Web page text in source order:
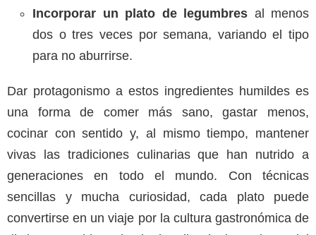
Incorporar un plato de legumbres al menos
dos o tres veces por semana, variando el tipo
para no aburrirse.
Dar protagonismo a estos ingredientes humildes es
una forma de comer más sano, gastar menos,
cocinar con sentido y, al mismo tiempo, mantener
vivas las tradiciones culinarias que han nutrido a
generaciones en todo el mundo. Con técnicas
sencillas y mucha curiosidad, cada plato puede
convertirse en un viaje por la cultura gastronómica de